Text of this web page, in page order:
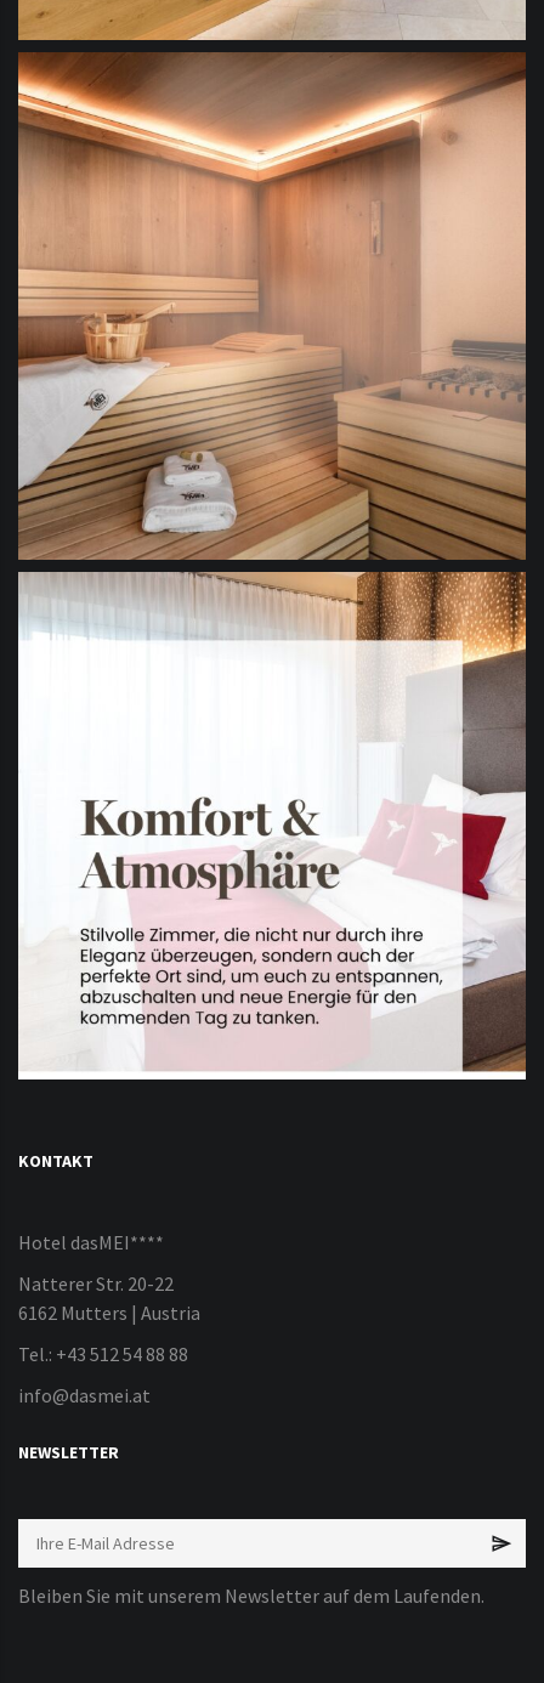
KONTAKT
Hotel dasMEI****
Natterer Str. 20-22
6162 Mutters | Austria
Tel.: +43 512 54 88 88
info@dasmei.at
NEWSLETTER
Bleiben Sie mit unserem Newsletter auf dem Laufenden.